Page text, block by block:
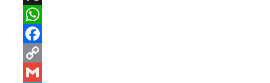
X
WhatsApp
Facebook
Copy